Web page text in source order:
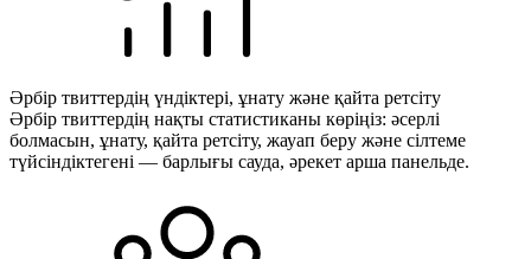
Әрбір твиттердің үндіктері, ұнату және қайта ретсіту
Әрбір твиттердің нақты статистиканы көріңіз: әсерлі
болмасын, ұнату, қайта ретсіту, жауап беру және сілтеме
түйсіндіктегені — барлығы сауда, әрекет арша панельде.